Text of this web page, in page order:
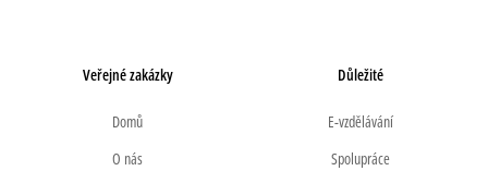
Veřejné zakázky
Domů
O nás
Důležité
E-vzdělávání
Spolupráce